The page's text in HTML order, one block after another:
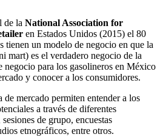
de la National Association for
en Estados Unidos (2015) el 80
tienen un modelo de negocio en que la
mart) es el verdadero negocio de la
negocio para los gasolineros en México
y conocer a los consumidores.
de mercado permiten entender a los
a través de diferentes
de grupo, encuestas
etnográficos, entre otros.